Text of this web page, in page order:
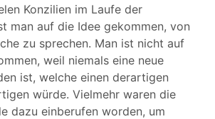
Konzilien im Laufe der
man auf die Idee gekommen, von
zu sprechen. Man ist nicht auf
weil niemals eine neue
ist, welche einen derartigen
würde. Vielmehr waren die
dazu einberufen worden, um